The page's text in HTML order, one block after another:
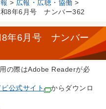
> 広報・広聴・協働 >
8年6月号 ナンバー362
年6月号 ナンバー
の際はAdobe Readerが必
ビ公式サイト
からダウンロ